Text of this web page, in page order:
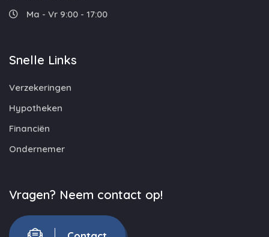
Ma - Vr 9:00 - 17:00
Snelle Links
Verzekeringen
Hypotheken
Financiën
Ondernemer
Vragen? Neem contact op!